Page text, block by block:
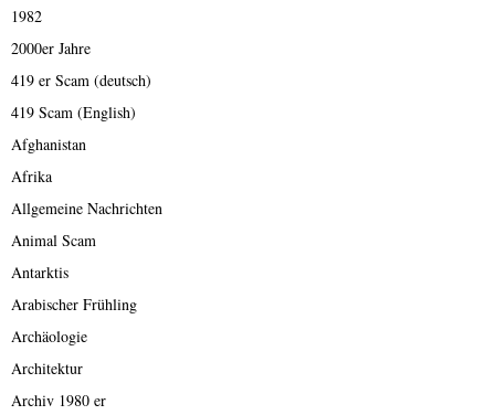
1982
2000er Jahre
419 er Scam (deutsch)
419 Scam (English)
Afghanistan
Afrika
Allgemeine Nachrichten
Animal Scam
Antarktis
Arabischer Frühling
Archäologie
Architektur
Archiv 1980 er